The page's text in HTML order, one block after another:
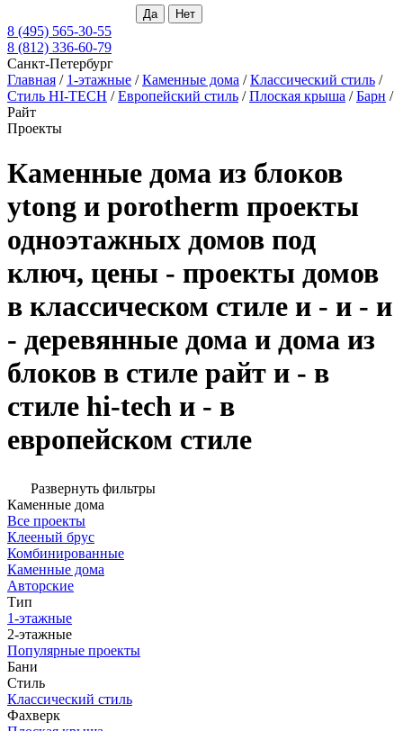
8 (495) 565-30-55
8 (812) 336-60-79
Санкт-Петербург
Главная / 1-этажные /Каменные дома /Классический стиль /
Стиль HI-TECH /Европейский стиль /Плоская крыша /Барн /
Райт
Проекты
Каменные дома из блоков
ytong и porotherm проекты
одноэтажных домов под
ключ, цены - проекты домов
в классическом стиле и - и - и
- деревянные дома и дома из
блоков в стиле райт и - в
стиле hi-tech и - в
европейском стиле
Развернуть фильтры
Каменные дома
Все проекты
Клееный брус
Комбинированные
Каменные дома
Авторские
Тип
1-этажные
2-этажные
Популярные проекты
Бани
Стиль
Классический стиль
Фахверк